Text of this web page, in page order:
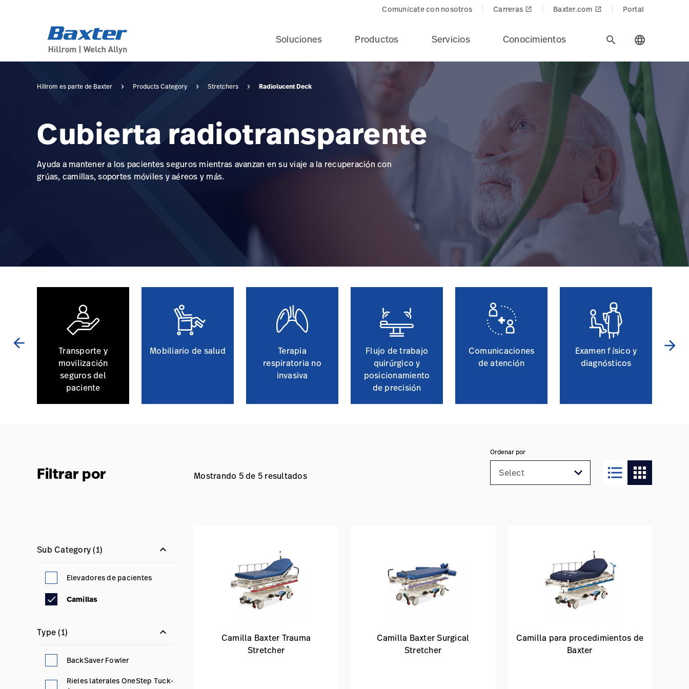
Comunícate con nosotros Carreras launch Baxter.com launch Portal
Soluciones Productos Servicios Conocimientos search language
Hillrom es parte de Baxter Products Category Stretchers Radiolucent Deck
Cubierta radiotransparente
Ayuda a mantener a los pacientes seguros mientras avanzan en su viaje a la recuperación con
grúas, camillas, soportes móviles y aéreos y más.
arrow_back
Transporte y
movilización
seguros del
paciente
Mobiliario de salud
Terapia
respiratoria no
invasiva
Flujo de trabajo
quirúrgico y
posicionamiento
de precisión
Comunicaciones
de atención
Examen físico y
diagnósticos
arrow_forward
Filtrar por
Sub Category(1) keyboard_arrow_down
Elevadores de pacientes
Camillas
Type(1) keyboard_arrow_down
BackSaver Fowler
Rieles laterales OneStep Tuck-
Mostrando 5 de 5 resultados
Ordenar por
format_list_bulleted apps
Camilla Baxter Trauma
Stretcher
Camilla Baxter Surgical
Stretcher
Camilla para procedimientos de
Baxter